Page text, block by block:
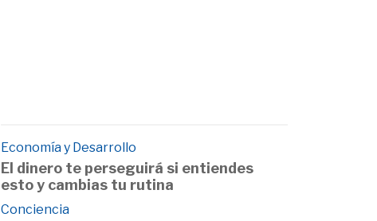
Economía y Desarrollo
El dinero te perseguirá si entiendes
esto y cambias tu rutina
Conciencia